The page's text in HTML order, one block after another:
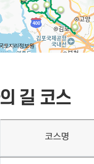
토지리정보원
길 코스
코스명